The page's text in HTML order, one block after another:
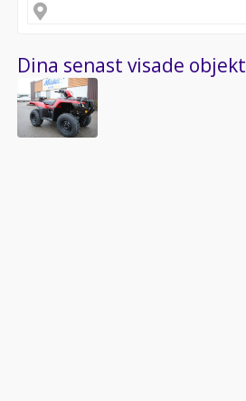
Dina senast visade objekt